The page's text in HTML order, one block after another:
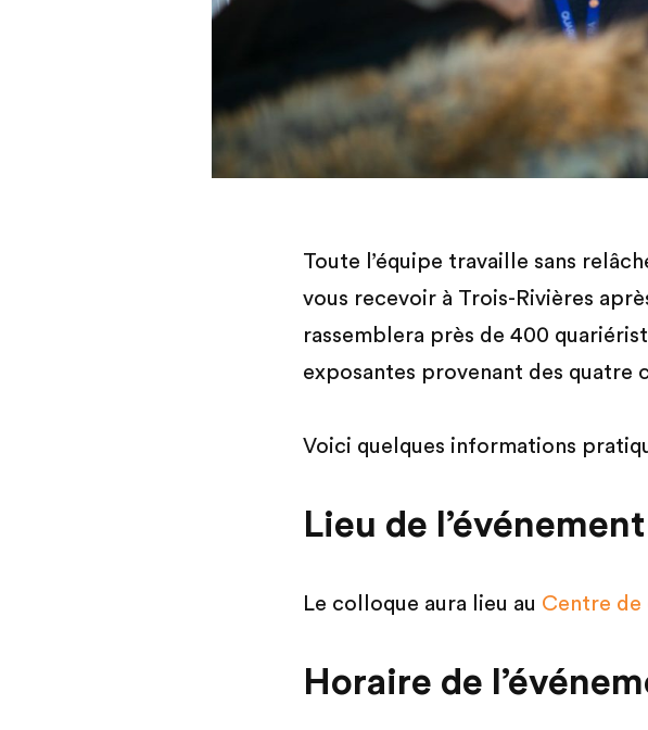
Toute l’équipe travaille sans
vous recevoir à Trois-Rivières
rassemblera près de 400
exposantes provenant des quatre
Voici quelques informations
Lieu de l’événement
Le colloque aura lieu au Centre de
Horaire de